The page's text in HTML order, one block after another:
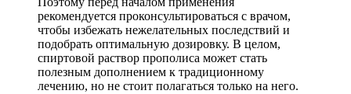
рекомендуется проконсультироваться с врачом,
чтобы избежать нежелательных последствий и
подобрать оптимальную дозировку. В целом,
спиртовой раствор прополиса может стать
полезным дополнением к традиционному
лечению, но не стоит полагаться только на него.